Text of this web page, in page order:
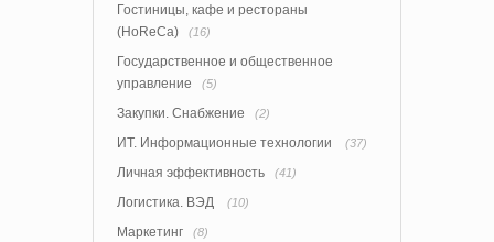
Гостиницы, кафе и рестораны
(HoReCa)
(16)
Государственное и общественное
управление
(5)
Закупки. Снабжение (2)
ИТ. Информационные технологии (37)
Личная эффективность (41)
Логистика. ВЭД (10)
Маркетинг (8)